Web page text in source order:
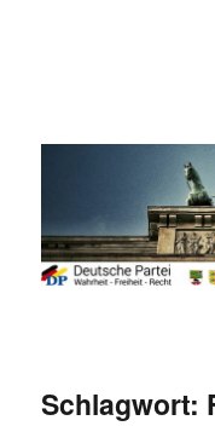
Schlagwort: